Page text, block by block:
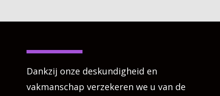
Dankzij onze deskundigheid en
vakmanschap verzekeren we u van de